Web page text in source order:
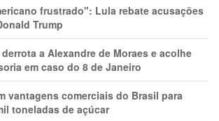
frustrado": Lula rebate acusações
Trump
a Alexandre de Moraes e acolhe
em caso do 8 de Janeiro
vantagens comerciais do Brasil para
toneladas de açúcar